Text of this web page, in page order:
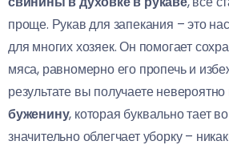
проще. Рукав для запекания – это
для многих хозяек. Он помогает
мяса, равномерно его пропечь и
результате вы получаете невероятно
буженину, которая буквально тает
значительно облегчает уборку –